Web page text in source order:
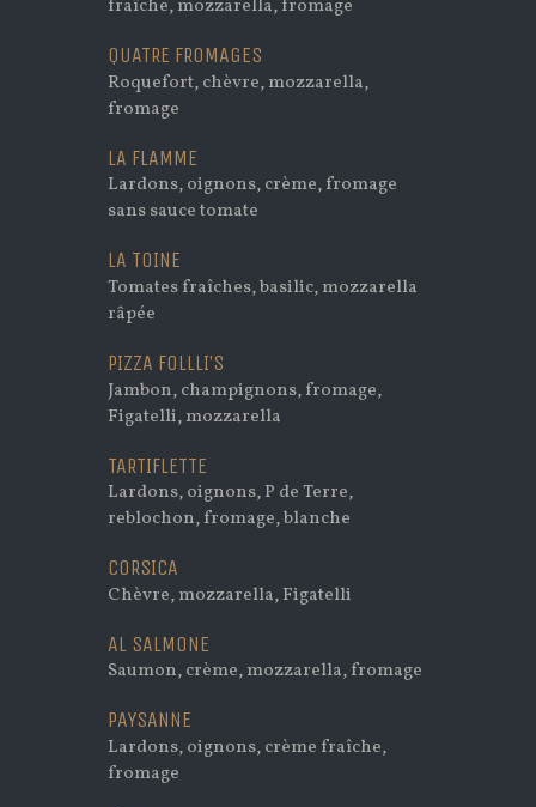
fraîche, mozzarella, fromage
QUATRE FROMAGES
Roquefort, chèvre, mozzarella,
fromage
LA FLAMME
Lardons, oignons, crème, fromage
sans sauce tomate
LA TOINE
Tomates fraîches, basilic, mozzarella
râpée
PIZZA FOLLLI’S
Jambon, champignons, fromage,
Figatelli, mozzarella
TARTIFLETTE
Lardons, oignons, P de Terre,
reblochon, fromage, blanche
CORSICA
Chèvre, mozzarella, Figatelli
AL SALMONE
Saumon, crème, mozzarella, fromage
PAYSANNE
Lardons, oignons, crème fraîche,
fromage